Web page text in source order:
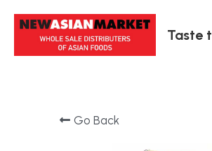
Taste
Go Back